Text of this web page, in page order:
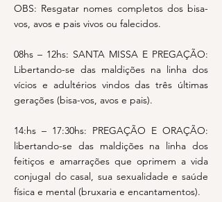
OBS: Resgatar nomes completos dos bisa-
vos, avos e pais vivos ou falecidos.
08hs – 12hs: SANTA MISSA E PREGAÇÃO:
Libertando-se das maldições na linha dos
vícios e adultérios vindos das três últimas
gerações (bisa-vos, avos e pais).
14:hs – 17:30hs: PREGAÇÃO E ORAÇÃO:
libertando-se das maldições na linha dos
feitiços e amarrações que oprimem a vida
conjugal do casal, sua sexualidade e saúde
física e mental (bruxaria e encantamentos).